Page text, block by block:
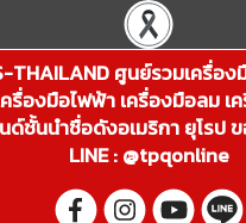
THAILAND ศูนย์รวมเครื่อ
รื่องมือไฟฟ้า เครื่องมือลม เ
ด์ชั้นนำชื่อดังอเมริกา ยุโรป
LINE : @tpqonline